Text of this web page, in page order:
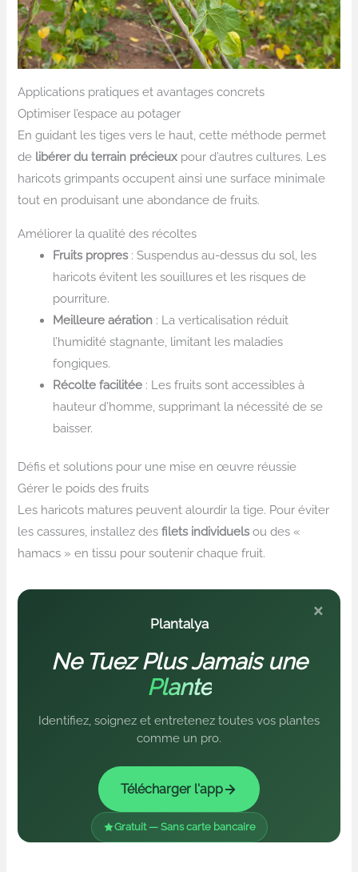
Applications pratiques et avantages concrets
Optimiser l’espace au potager
En guidant les tiges vers le haut, cette méthode permet
de libérer du terrain précieux pour d’autres cultures. Les
haricots grimpants occupent ainsi une surface minimale
tout en produisant une abondance de fruits.
Améliorer la qualité des récoltes
Fruits propres: Suspendus au-dessus du sol, les
haricots évitent les souillures et les risques de
pourriture.
Meilleure aération : La verticalisation réduit
l’humidité stagnante, limitant les maladies
fongiques.
Récolte facilitée : Les fruits sont accessibles à
hauteur d’homme, supprimant la nécessité de se
baisser.
Défis et solutions pour une mise en œuvre réussie
Gérer le poids des fruits
Les haricots matures peuvent alourdir la tige. Pour éviter
les cassures, installez desfilets individuelsou des «
hamacs » en tissu pour soutenir chaque fruit.
×
Plantalya
Ne Tuez Plus Jamais une
Plante
Identifiez, soignez et entretenez toutes vos plantes
comme un pro.
Télécharger l'app
Gratuit — Sans carte bancaire